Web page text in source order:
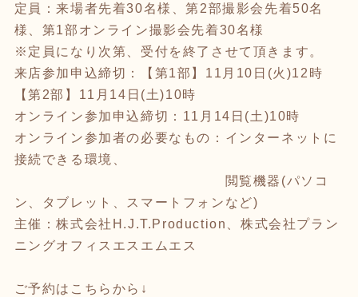
定員：来場者先着30名様、第2部撮影会先着50名
様、第1部オンライン撮影会先着30名様
※定員になり次第、受付を終了させて頂きます。
来店参加申込締切：【第1部】11月10日(火)12時
【第2部】11月14日(土)10時
オンライン参加申込締切：11月14日(土)10時
オンライン参加者の必要なもの：インターネットに
接続できる環境、
閲覧機器(パソコ
ン、タブレット、スマートフォンなど)
主催：株式会社H.J.T.Production、株式会社プラン
ニングオフィスエスエムエス
ご予約はこちらから↓